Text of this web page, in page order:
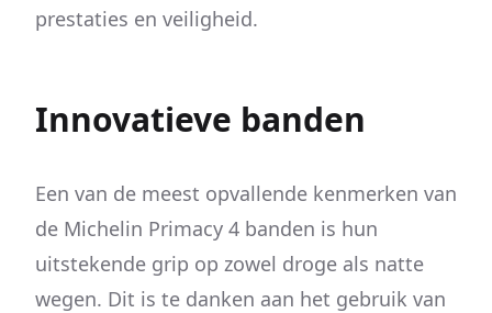
prestaties en veiligheid.
Innovatieve banden
Een van de meest opvallende kenmerken van
de Michelin Primacy 4 banden is hun
uitstekende grip op zowel droge als natte
wegen. Dit is te danken aan het gebruik van